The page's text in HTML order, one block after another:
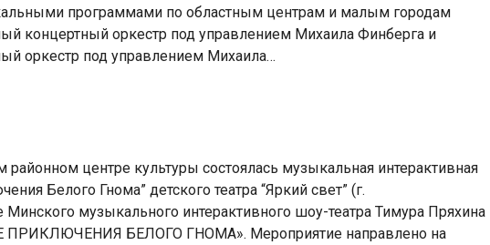
программами по областным центрам и малым городам
концертный оркестр под управлением Михаила Финберга и
оркестр под управлением Михаила…
центре культуры состоялась музыкальная интерактивная
Белого Гнома” детского театра “Яркий свет” (г.
музыкального интерактивного шоу-театра Тимура Пряхина
ПРИКЛЮЧЕНИЯ БЕЛОГО ГНОМА». Мероприятие направлено на